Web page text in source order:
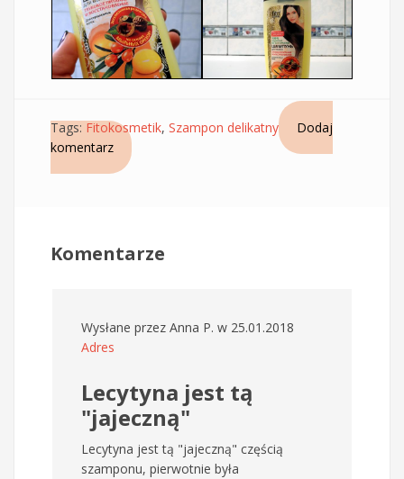
Tags: Fitokosmetik, Szampon delikatny
Dodaj
komentarz
Komentarze
Wysłane przez Anna P. w 25.01.2018
Adres
Lecytyna jest tą
"jajeczną"
Lecytyna jest tą "jajeczną" częścią
szamponu, pierwotnie była